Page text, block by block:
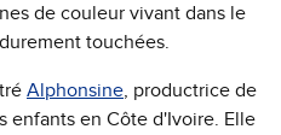
de couleur vivant dans le
touchées.
Alphonsine, productrice de
enfants en Côte d'Ivoire. Elle